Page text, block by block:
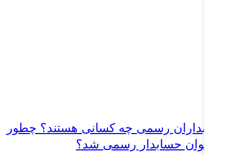
رسمی چه کسانی هستند؟ چطور
توان حسابدار رسمی شد؟